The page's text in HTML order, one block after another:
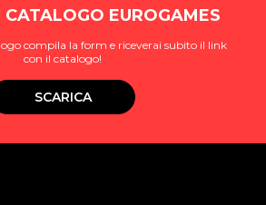
CATALOGO EUROGAMES
compila la form e riceverai subito il link
con il catalogo!
SCARICA